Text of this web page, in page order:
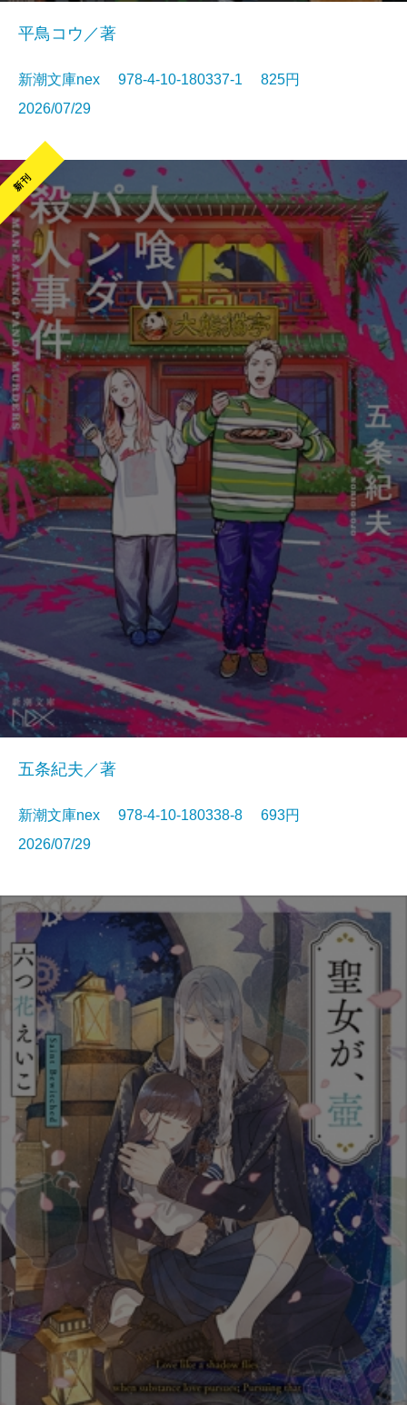
平鳥コウ／著
新潮文庫nex 978-4-10-180337-1 825円
2026/07/29
新刊
五条紀夫／著
新潮文庫nex 978-4-10-180338-8 693円
2026/07/29